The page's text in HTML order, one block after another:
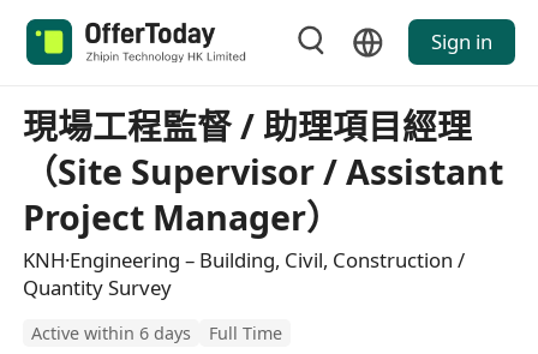
Sign in
現場工程監督 / 助理項目經理
（Site Supervisor / Assistant
Project Manager）
KNH·Engineering – Building, Civil, Construction /
Quantity Survey
Active within 6 days Full Time